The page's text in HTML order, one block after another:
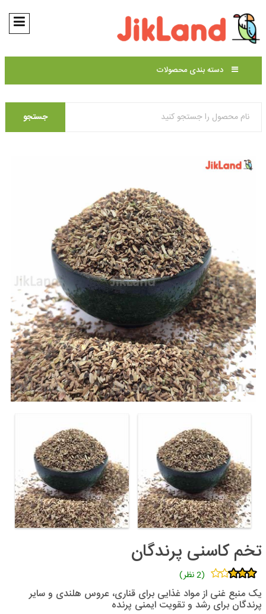
دسته بندی محصولات
جستجو
تخم کاسنی پرندگان
(2 نظر)
یک منبع غنی از مواد غذایی برای قناری، عروس هلندی و سایر
پرندگان برای رشد و تقویت ایمنی پرنده